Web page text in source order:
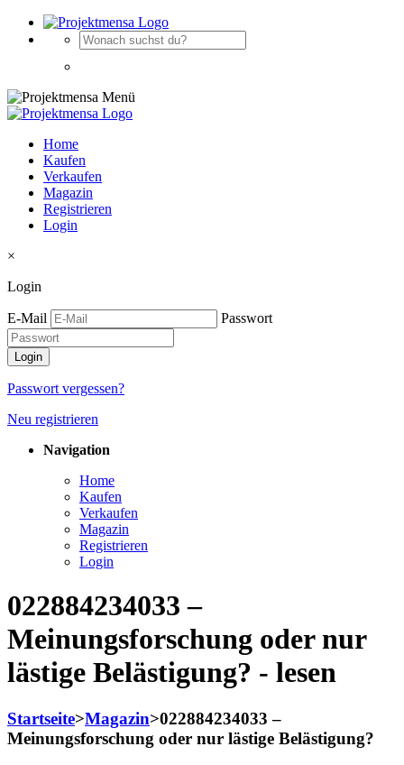
Home
Kaufen
Verkaufen
Magazin
Registrieren
Login
×
Login
E-Mail Passwort
Passwort vergessen?
Neu registrieren
Navigation
Home
Kaufen
Verkaufen
Magazin
Registrieren
Login
022884234033 –
Meinungsforschung oder nur
lästige Belästigung? - lesen
Startseite>Magazin>022884234033 –
Meinungsforschung oder nur lästige Belästigung?